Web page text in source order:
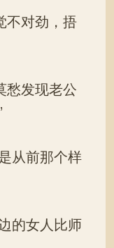
对劲，捂
发现老公
从前那个样
的女人比师